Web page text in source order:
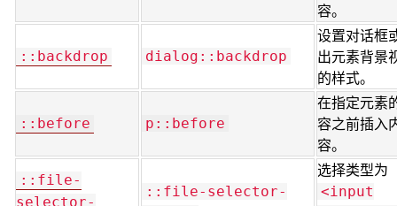
容。
::backdrop dialog::backdrop
设置对话框
出元素背景
的样式。
::before p::before
在指定元素
容之前插入
容。
::file-
selector-
::file-selector-
选择类型为
<input